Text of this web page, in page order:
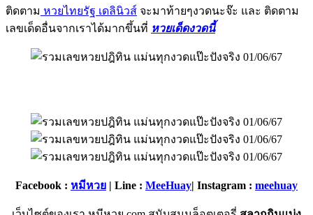
ติดตาม หวยไทยรัฐ เดลินิวส์ จะมาท้ายๆงวดนะจ๊ะ และ ติดตาม
เลขเด็ดอื่นจากเราได้มากขึ้นที่ หวยเด็ดงวดนี้
Facebook : หมีหวย | Line : MeeHuay| Instagram : meehuay